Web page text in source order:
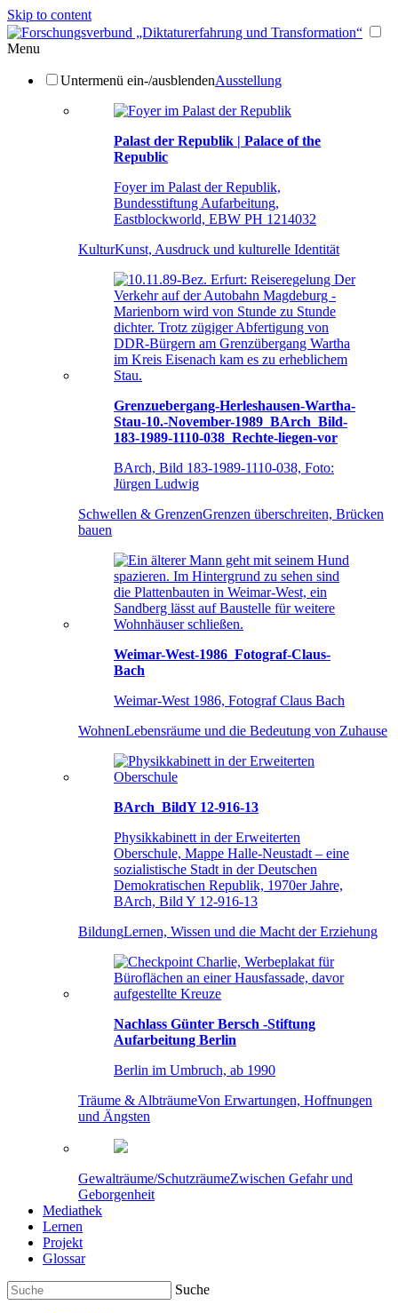
Skip to content
Menu
Untermenü ein-/ausblendenAusstellung
Palast der Republik | Palace of the
Republic
Foyer im Palast der Republik,
Bundesstiftung Aufarbeitung,
Eastblockworld, EBW PH 1214032
KulturKunst, Ausdruck und kulturelle Identität
Grenzuebergang-Herleshausen-Wartha-
Stau-10.-November-1989_BArch_Bild-
183-1989-1110-038_Rechte-liegen-vor
BArch, Bild 183-1989-1110-038, Foto:
Jürgen Ludwig
Schwellen & GrenzenGrenzen überschreiten, Brücken
bauen
Weimar-West-1986_Fotograf-Claus-
Bach
Weimar-West 1986, Fotograf Claus Bach
WohnenLebensräume und die Bedeutung von Zuhause
BArch_BildY 12-916-13
Physikkabinett in der Erweiterten
Oberschule, Mappe Halle-Neustadt – eine
sozialistische Stadt in der Deutschen
Demokratischen Republik, 1970er Jahre,
BArch, Bild Y 12-916-13
BildungLernen, Wissen und die Macht der Erziehung
Nachlass Günter Bersch -Stiftung
Aufarbeitung Berlin
Berlin im Umbruch, ab 1990
Träume & AlbträumeVon Erwartungen, Hoffnungen
und Ängsten
Gewalträume/SchutzräumeZwischen Gefahr und
Geborgenheit
Mediathek
Lernen
Projekt
Glossar
Suche